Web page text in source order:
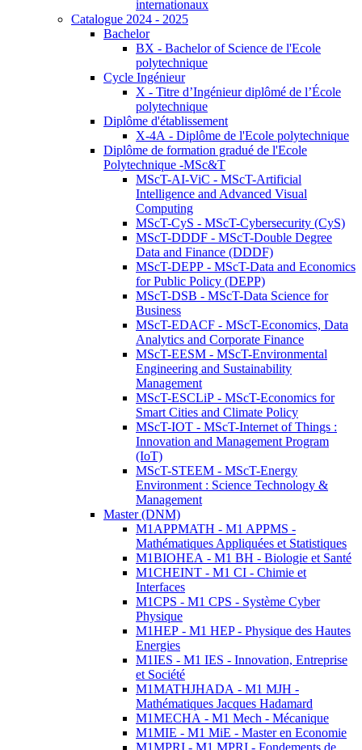
internationaux
Catalogue 2024 - 2025
Bachelor
BX - Bachelor of Science de l'Ecole
polytechnique
Cycle Ingénieur
X - Titre d’Ingénieur diplômé de l’École
polytechnique
Diplôme d'établissement
X-4A - Diplôme de l'Ecole polytechnique
Diplôme de formation gradué de l'Ecole
Polytechnique -MSc&T
MScT-AI-ViC - MScT-Artificial
Intelligence and Advanced Visual
Computing
MScT-CyS - MScT-Cybersecurity (CyS)
MScT-DDDF - MScT-Double Degree
Data and Finance (DDDF)
MScT-DEPP - MScT-Data and Economics
for Public Policy (DEPP)
MScT-DSB - MScT-Data Science for
Business
MScT-EDACF - MScT-Economics, Data
Analytics and Corporate Finance
MScT-EESM - MScT-Environmental
Engineering and Sustainability
Management
MScT-ESCLiP - MScT-Economics for
Smart Cities and Climate Policy
MScT-IOT - MScT-Internet of Things :
Innovation and Management Program
(IoT)
MScT-STEEM - MScT-Energy
Environment : Science Technology &
Management
Master (DNM)
M1APPMATH - M1 APPMS -
Mathématiques Appliquées et Statistiques
M1BIOHEA - M1 BH - Biologie et Santé
M1CHEINT - M1 CI - Chimie et
Interfaces
M1CPS - M1 CPS - Système Cyber
Physique
M1HEP - M1 HEP - Physique des Hautes
Energies
M1IES - M1 IES - Innovation, Entreprise
et Société
M1MATHJHADA - M1 MJH -
Mathématiques Jacques Hadamard
M1MECHA - M1 Mech - Mécanique
M1MIE - M1 MiE - Master en Economie
M1MPRI - M1 MPRI - Fondements de